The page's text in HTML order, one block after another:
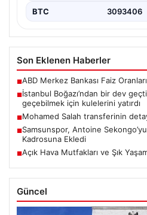
BTC 3093406
Son Eklenen Haberler
■ABD Merkez Bankası Faiz
■İstanbul Boğazı’ndan bir dev
geçebilmek için kulelerini yatırdı
■Mohamed Salah transferinin
■Samsunspor, Antoine
Kadrosuna Ekledi
■Açık Hava Mutfakları ve Şık
Güncel